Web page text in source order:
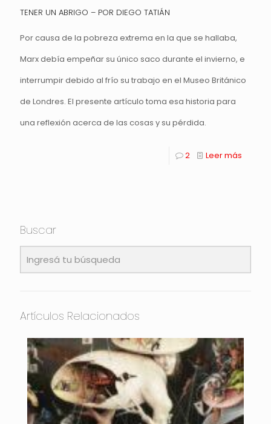
TENER UN ABRIGO – POR DIEGO TATIÁN
Por causa de la pobreza extrema en la que se hallaba,
Marx debía empeñar su único saco durante el invierno, e
interrumpir debido al frío su trabajo en el Museo Británico
de Londres. El presente artículo toma esa historia para
una reflexión acerca de las cosas y su pérdida.
2 Leer más
Buscar
Artículos Relacionados